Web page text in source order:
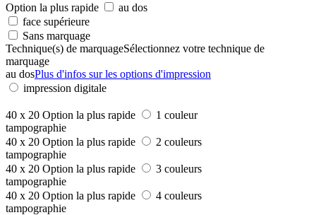
Option la plus rapide
au dos
face supérieure
Sans marquage
Technique(s) de marquageSélectionnez votre technique de
marquage
au dosPlus d'infos sur les options d'impression
impression digitale
40 x 20 Option la plus rapide
1 couleur
tampographie
40 x 20 Option la plus rapide
2 couleurs
tampographie
40 x 20 Option la plus rapide
3 couleurs
tampographie
40 x 20 Option la plus rapide
4 couleurs
tampographie